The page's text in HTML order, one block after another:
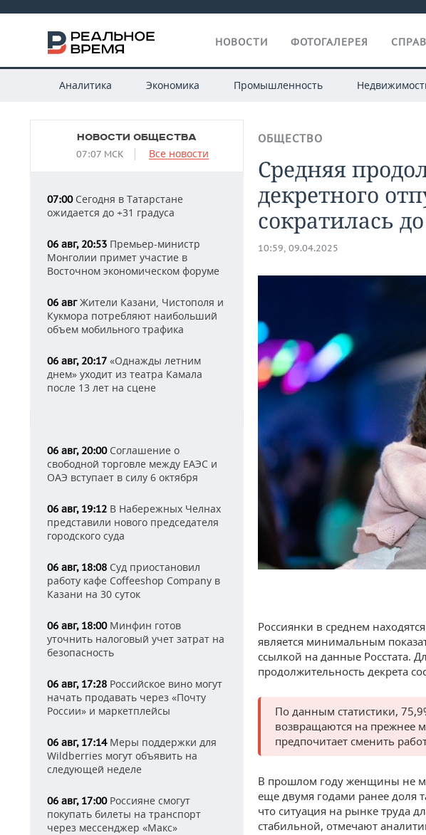
НОВОСТИ ФОТОГАЛЕРЕЯ
Аналитика Экономика Промышленность
НОВОСТИ ОБЩЕСТВА
07:07 МСК Все новости
07:00Сегодня в Татарстане
ожидается до +31 градуса
06 авг, 20:53 Премьер-министр
Монголии примет участие в
Восточном экономическом форуме
06 авгЖители Казани, Чистополя и
Кукмора потребляют наибольший
объем мобильного трафика
06 авг, 20:17 «Однажды летним
днем» уходит из театра Камала
после 13 лет на сцене
06 авг, 20:00Соглашение о
свободной торговле между ЕАЭС и
ОАЭ вступает в силу 6 октября
06 авг, 19:12 В Набережных Челнах
представили нового председателя
городского суда
06 авг, 18:08 Суд приостановил
работу кафе Coffeeshop Company в
Казани на 30 суток
06 авг, 18:00Минфин готов
уточнить налоговый учет затрат на
безопасность
06 авг, 17:28 Российское вино могут
начать продавать через «Почту
России» и маркетплейсы
06 авг, 17:14Меры поддержки для
Wildberries могут объявить на
следующей неделе
06 авг, 17:00Россияне смогут
покупать билеты на транспорт
через мессенджер «Макс»
ОБЩЕСТВО
Средняя
декретного
сократилась
10:59, 09.04.2025
Россиянки в среднем
является минимальным
ссылкой на данные Росстата.
продолжительность декрета
По данным статистики,
возвращаются на прежнее
предпочитает сменить
В прошлом году женщины не
еще двумя годами ранее доля
что ситуация на рынке труда
стабильной, отмечают